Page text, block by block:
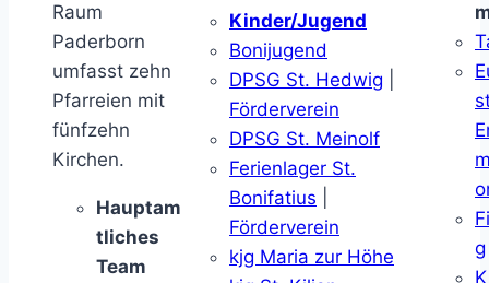
Raum
Paderborn
umfasst zehn
Pfarreien mit
fünfzehn
Kirchen.
Hauptam
tliches
Team
Kinder/Jugend
Bonijugend
DPSG St. Hedwig
Förderverein
DPSG St. Meinolf
Ferienlager St.
Bonifatius
Förderverein
kjg Maria zur Höhe
g